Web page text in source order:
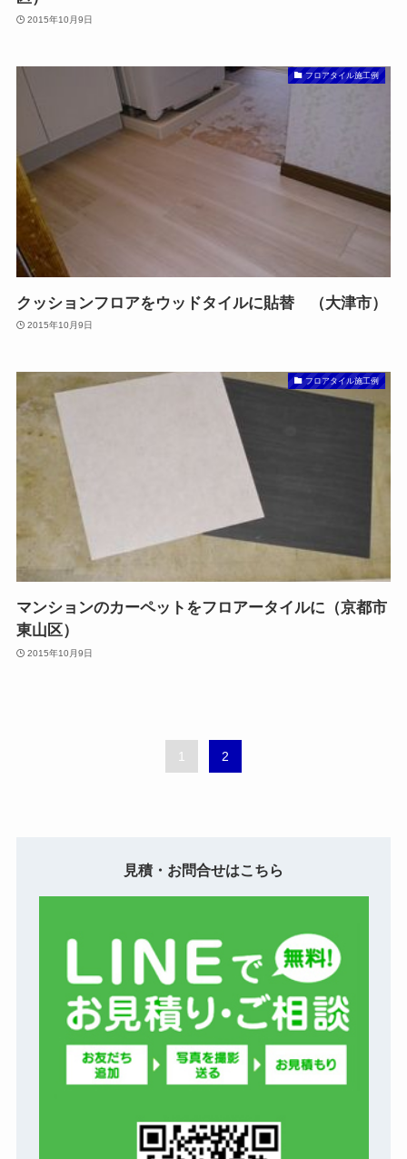
2015年10月9日
フロアタイル施工例
クッションフロアをウッドタイルに貼替 （大津市）
2015年10月9日
フロアタイル施工例
マンションのカーペットをフロアータイルに（京都市
東山区）
2015年10月9日
1 2
見積・お問合せはこちら